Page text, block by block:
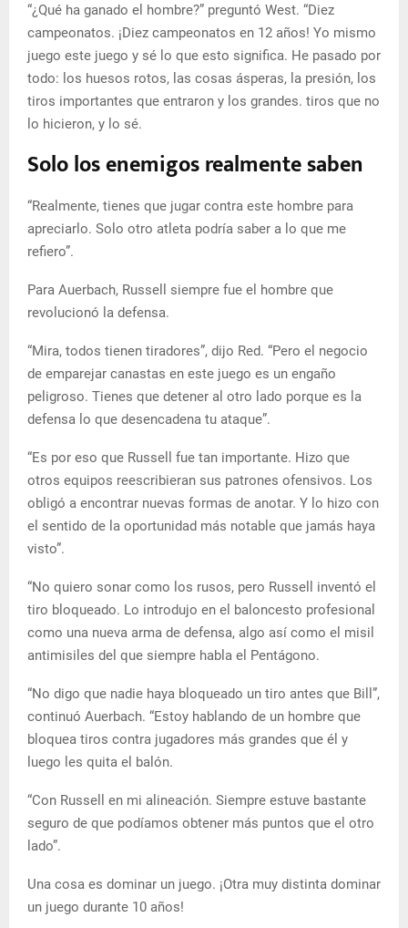
“¿Qué ha ganado el hombre?” preguntó West. “Diez
campeonatos. ¡Diez campeonatos en 12 años! Yo mismo
juego este juego y sé lo que esto significa. He pasado por
todo: los huesos rotos, las cosas ásperas, la presión, los
tiros importantes que entraron y los grandes. tiros que no
lo hicieron, y lo sé.
Solo los enemigos realmente saben
“Realmente, tienes que jugar contra este hombre para
apreciarlo. Solo otro atleta podría saber a lo que me
refiero”.
Para Auerbach, Russell siempre fue el hombre que
revolucionó la defensa.
“Mira, todos tienen tiradores”, dijo Red. “Pero el negocio
de emparejar canastas en este juego es un engaño
peligroso. Tienes que detener al otro lado porque es la
defensa lo que desencadena tu ataque”.
“Es por eso que Russell fue tan importante. Hizo que
otros equipos reescribieran sus patrones ofensivos. Los
obligó a encontrar nuevas formas de anotar. Y lo hizo con
el sentido de la oportunidad más notable que jamás haya
visto”.
“No quiero sonar como los rusos, pero Russell inventó el
tiro bloqueado. Lo introdujo en el baloncesto profesional
como una nueva arma de defensa, algo así como el misil
antimisiles del que siempre habla el Pentágono.
“No digo que nadie haya bloqueado un tiro antes que Bill”,
continuó Auerbach. “Estoy hablando de un hombre que
bloquea tiros contra jugadores más grandes que él y
luego les quita el balón.
“Con Russell en mi alineación. Siempre estuve bastante
seguro de que podíamos obtener más puntos que el otro
lado”.
Una cosa es dominar un juego. ¡Otra muy distinta dominar
un juego durante 10 años!